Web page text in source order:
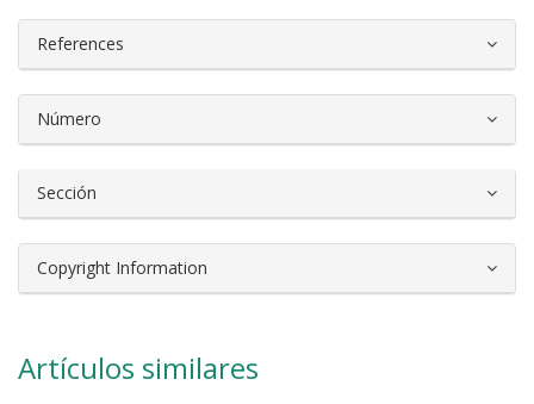
References
Número
Sección
Copyright Information
Artículos similares